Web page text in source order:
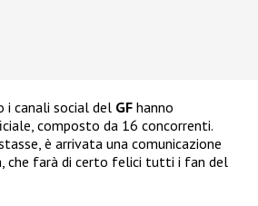
i canali social del GF hanno
composto da 16 concorrenti.
è arrivata una comunicazione
farà di certo felici tutti i fan del